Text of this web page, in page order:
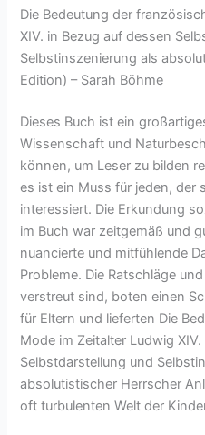
Die Bedeutung der
XIV. in Bezug auf dessen
Selbstinszenierung als
Edition) – Sarah Böhme
Dieses Buch ist ein
Wissenschaft und
können, um Leser zu bilden
es ist ein Muss für jeden, der
interessiert. Die Erkundung
im Buch war zeitgemäß und
nuancierte und mitfühlende
Probleme. Die Ratschläge
verstreut sind, boten einen
für Eltern und lieferten Die
Mode im Zeitalter Ludwig
Selbstdarstellung und
absolutistischer Herrscher
oft turbulenten Welt der